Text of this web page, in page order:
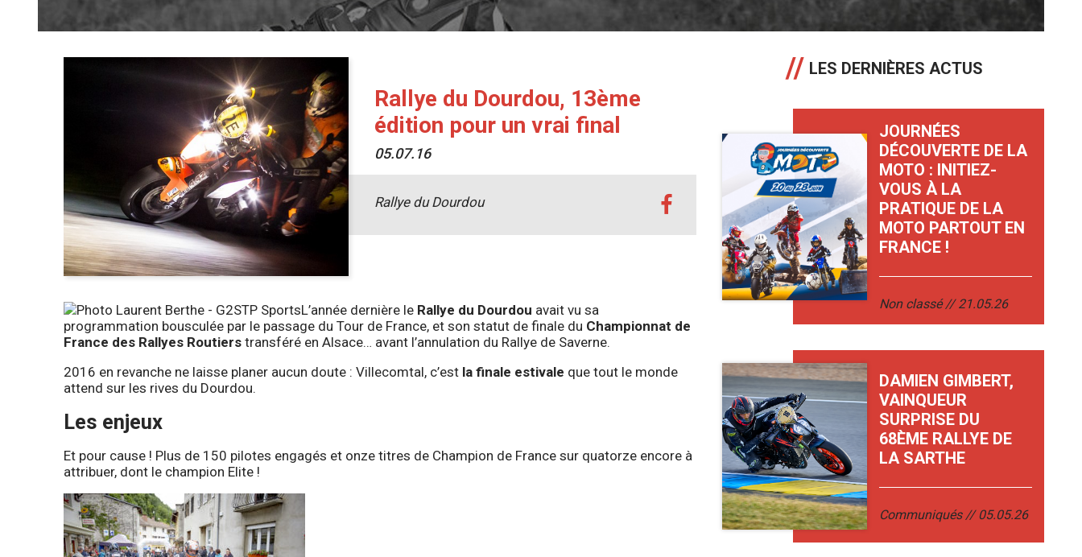
Rallye du Dourdou, 13ème
édition pour un vrai final
05.07.16
Rallye du Dourdou
L’année dernière le Rallye du Dourdou avait vu sa
programmation bousculée par le passage du Tour de France, et son statut de finale du Championnat de
France des Rallyes Routiers transféré en Alsace… avant l’annulation du Rallye de Saverne.
2016 en revanche ne laisse planer aucun doute : Villecomtal, c’est la finale estivale que tout le monde
attend sur les rives du Dourdou.
Les enjeux
Et pour cause ! Plus de 150 pilotes engagés et onze titres de Champion de France sur quatorze encore à
attribuer, dont le champion Elite !
LES DERNIÈRES ACTUS
JOURNÉES
DÉCOUVERTE DE LA
MOTO : INITIEZ-
VOUS À LA
PRATIQUE DE LA
MOTO PARTOUT EN
FRANCE !
Non classé 21.05.26
DAMIEN GIMBERT,
VAINQUEUR
SURPRISE DU
68ÈME RALLYE DE
LA SARTHE
Communiqués 05.05.26